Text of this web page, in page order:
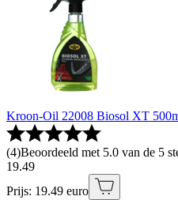
Kroon-Oil 22008 Biosol XT
(4)Beoordeeld met 5.0 van de 5
19.49
Prijs: 19.49 euro